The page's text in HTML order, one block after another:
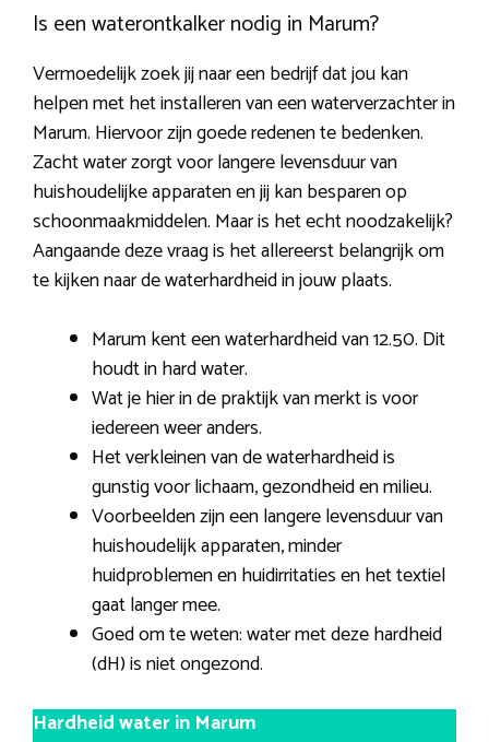
Is een waterontkalker nodig in Marum?
Vermoedelijk zoek jij naar een bedrijf dat jou kan
helpen met het installeren van een waterverzachter in
Marum. Hiervoor zijn goede redenen te bedenken.
Zacht water zorgt voor langere levensduur van
huishoudelijke apparaten en jij kan besparen op
schoonmaakmiddelen. Maar is het echt noodzakelijk?
Aangaande deze vraag is het allereerst belangrijk om
te kijken naar de waterhardheid in jouw plaats.
Marum kent een waterhardheid van 12.50. Dit
houdt in hard water.
Wat je hier in de praktijk van merkt is voor
iedereen weer anders.
Het verkleinen van de waterhardheid is
gunstig voor lichaam, gezondheid en milieu.
Voorbeelden zijn een langere levensduur van
huishoudelijk apparaten, minder
huidproblemen en huidirritaties en het textiel
gaat langer mee.
Goed om te weten: water met deze hardheid
(dH) is niet ongezond.
Hardheid water in Marum